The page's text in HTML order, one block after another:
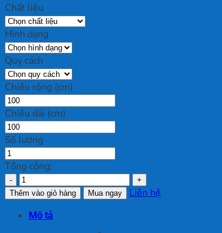
Chất liệu
Hình dạng
Quy cách
Chiều rộng (cm)
Chiều dài (cm)
Số lượng
Tổng cộng:
In
Decal
2
Thêm vào giỏ hàng Mua ngay Liên hệ
Mô tả